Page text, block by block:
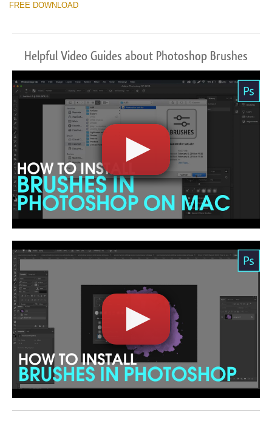
FREE DOWNLOAD
Helpful Video Guides about Photoshop Brushes